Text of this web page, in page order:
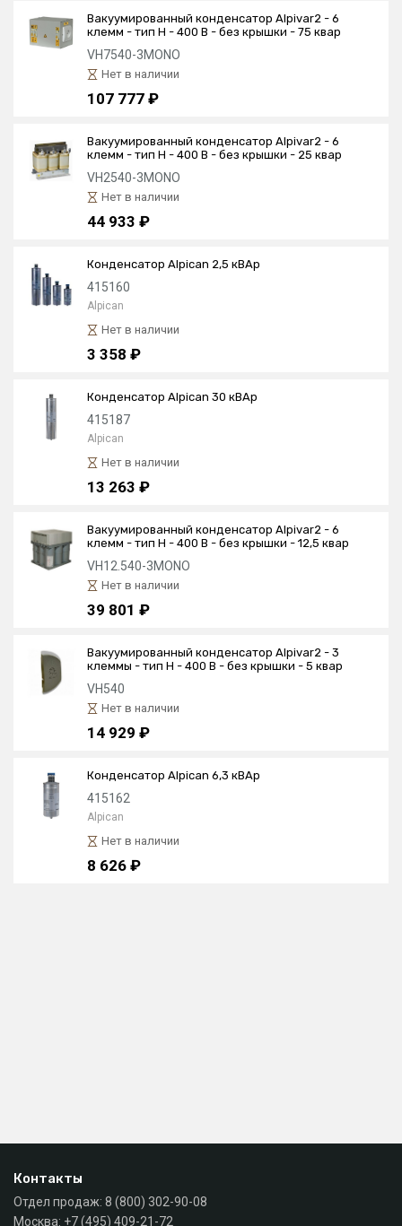
Вакуумированный конденсатор Alpivar2 - 6
клемм - тип Н - 400 В - без крышки - 75 квар
VH7540-3MONO
Нет в наличии
107 777 ₽
Вакуумированный конденсатор Alpivar2 - 6
клемм - тип Н - 400 В - без крышки - 25 квар
VH2540-3MONO
Нет в наличии
44 933 ₽
Конденсатор Alpican 2,5 кВАр
415160
Alpican
Нет в наличии
3 358 ₽
Конденсатор Alpican 30 кВАр
415187
Alpican
Нет в наличии
13 263 ₽
Вакуумированный конденсатор Alpivar2 - 6
клемм - тип Н - 400 В - без крышки - 12,5 квар
VH12.540-3MONO
Нет в наличии
39 801 ₽
Вакуумированный конденсатор Alpivar2 - 3
клеммы - тип Н - 400 В - без крышки - 5 квар
VH540
Нет в наличии
14 929 ₽
Конденсатор Alpican 6,3 кВАр
415162
Alpican
Нет в наличии
8 626 ₽
Контакты
Отдел продаж: 8 (800) 302-90-08
Москва: +7 (495) 409-21-72